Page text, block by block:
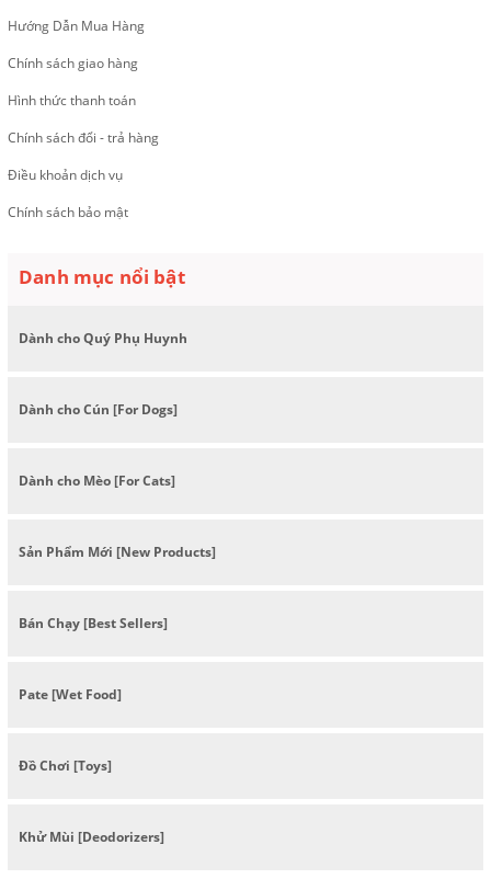
Hướng Dẫn Mua Hàng
Chính sách giao hàng
Hình thức thanh toán
Chính sách đổi - trả hàng
Điều khoản dịch vụ
Chính sách bảo mật
Danh mục nổi bật
Dành cho Quý Phụ Huynh
Dành cho Cún [For Dogs]
Dành cho Mèo [For Cats]
Sản Phẩm Mới [New Products]
Bán Chạy [Best Sellers]
Pate [Wet Food]
Đồ Chơi [Toys]
Khử Mùi [Deodorizers]